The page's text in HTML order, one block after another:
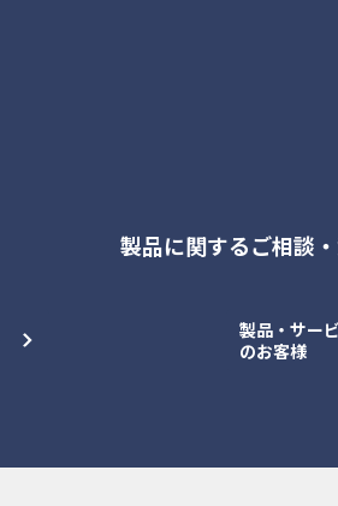
製品に関するご相談・
製品・サー
のお客様